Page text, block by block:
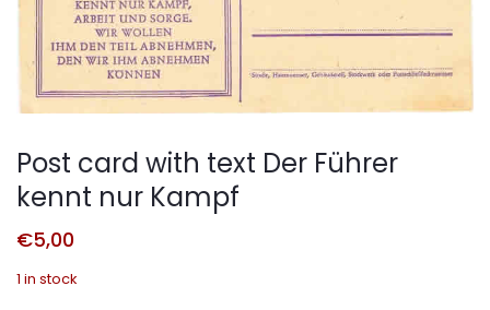
Post card with text Der Führer
kennt nur Kampf
€5,00
1 in stock